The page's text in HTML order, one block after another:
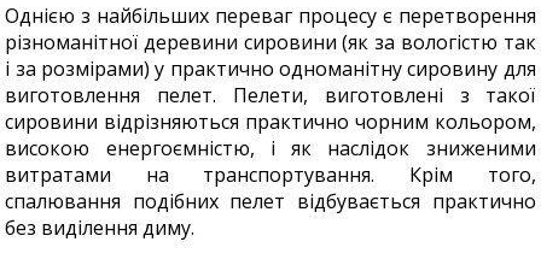
Однією з найбільших переваг процесу є перетворення
різноманітної деревини сировини (як за вологістю так
і за розмірами) у практично одноманітну сировину для
виготовлення пелет. Пелети, виготовлені з такої
сировини відрізняються практично чорним кольором,
високою енергоємністю, і як наслідок зниженими
витратами на транспортування. Крім того,
спалювання подібних пелет відбувається практично
без виділення диму.